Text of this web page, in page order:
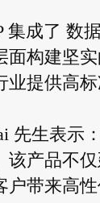
集成了 数
面构建坚
提供高
先生表示
该产品不
户带来高